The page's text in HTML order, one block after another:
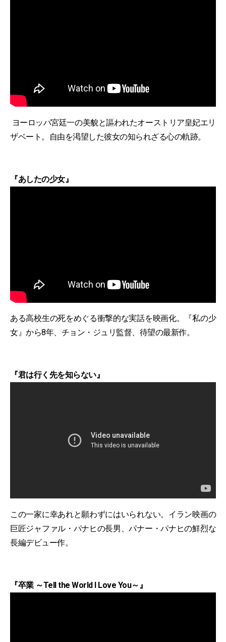
ヨーロッパ宮廷一の美貌と謳われたオーストリア皇妃エリ
ザベート。自由を渇望した彼女の知られざる心の軌跡。
『あしたの少女』
ある高校生の死をめぐる衝撃的な実話を映画化。『私の少
女』から8年、チョン・ジュリ監督、待望の最新作。
『君は行く先を知らない』
この一家に幸あれと願わずにはいられない。イラン映画の
巨匠ジャファル・パナヒの長男、パナー・パナヒの鮮烈な
長編デビュー作。
『卒業 ～Tell the World I Love You～』